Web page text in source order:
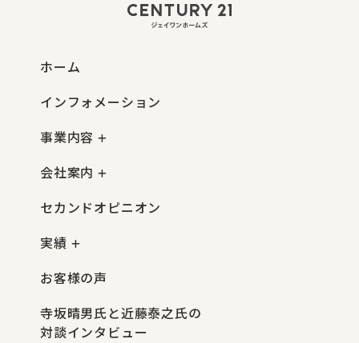
ホーム
インフォメーション
事業内容
会社案内
セカンドオピニオン
実績
お客様の声
寺坂晴男氏と近藤泰之氏の
対談インタビュー